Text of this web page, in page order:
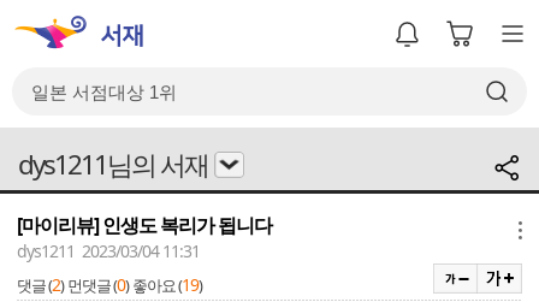
dys1211님의 서재
[마이리뷰] 인생도 복리가 됩니다
dys1211 2023/03/04 11:31
댓글 (2) 먼댓글 (0) 좋아요 (19)